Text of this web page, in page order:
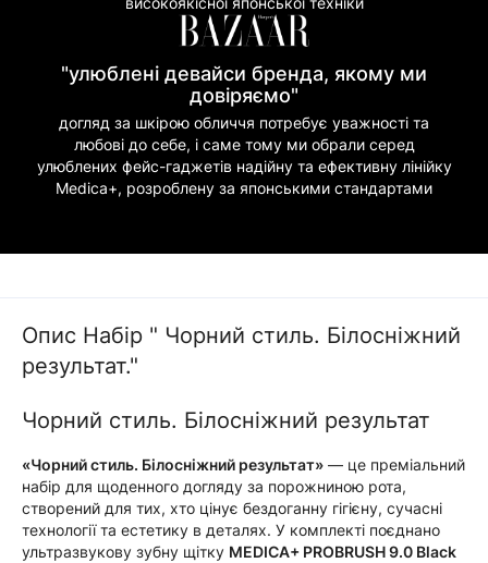
"улюблені девайси бренда, якому ми
довіряємо"
догляд за шкірою обличчя потребує уважності та
любові до себе, і саме тому ми обрали серед
улюблених фейс-гаджетів надійну та ефективну лінійку
Medica+, розроблену за японськими стандартами
Опис Набір " Чорний стиль. Білосніжний
результат."
Чорний стиль. Білосніжний результат
«Чорний стиль. Білосніжний результат» — це преміальний
набір для щоденного догляду за порожниною рота,
створений для тих, хто цінує бездоганну гігієну, сучасні
технології та естетику в деталях. У комплекті поєднано
ультразвукову зубну щітку MEDICA+ PROBRUSH 9.0 Black